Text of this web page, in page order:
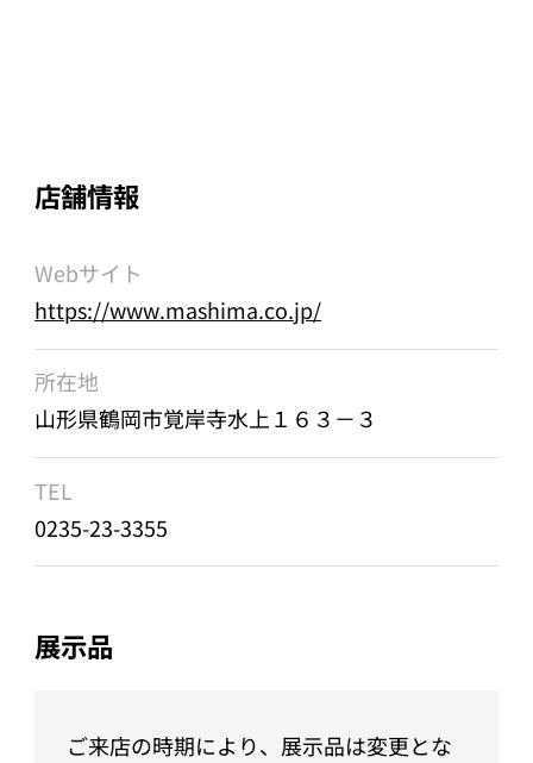
店舗情報
Webサイト
https://www.mashima.co.jp/
所在地
山形県鶴岡市覚岸寺水上１６３－３
TEL
0235-23-3355
展示品
ご来店の時期により、展示品は変更とな